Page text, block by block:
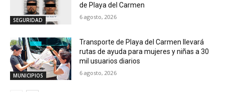
SEGURIDAD
de Playa del Carmen
6 agosto, 2026
MUNICIPIOS
Transporte de Playa del Carmen llevará
rutas de ayuda para mujeres y niñas a 30
mil usuarios diarios
6 agosto, 2026